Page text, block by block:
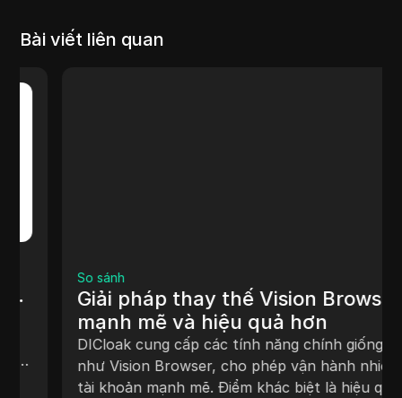
Bài viết liên quan
Giải pháp thay thế Vision Browser
mạnh mẽ và hiệu quả hơn
DICloak cung cấp các tính năng chính giống
như Vision Browser, cho phép vận hành nhiều
tài khoản mạnh mẽ. Điểm khác biệt là hiệu quả
của nó, cho phép người dùng chạy nhiều hồ sơ